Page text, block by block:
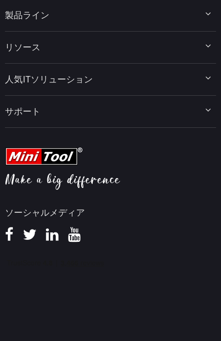
ソーシャルメディア
製品ライン
MiniTool Power Data Recovery
MiniTool PDF Editor
MiniTool MovieMaker
MiniTool uTube Downloader
リソース
データ復元ヒント
PDF編集ヒント
動画編集ヒント
ビデオ変換ヒント
画面録画ヒント
知識ベース
人気ITソリューション
MiniTool ニュースセンター
サポート
ヘルプ